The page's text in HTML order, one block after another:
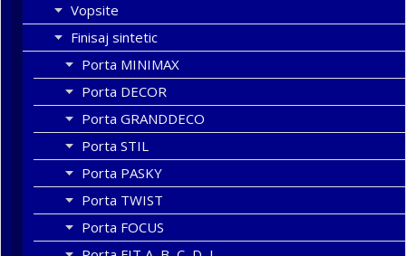
Vopsite
Finisaj sintetic
Porta MINIMAX
Porta DECOR
Porta GRANDDECO
Porta STIL
Porta PASKY
Porta TWIST
Porta FOCUS